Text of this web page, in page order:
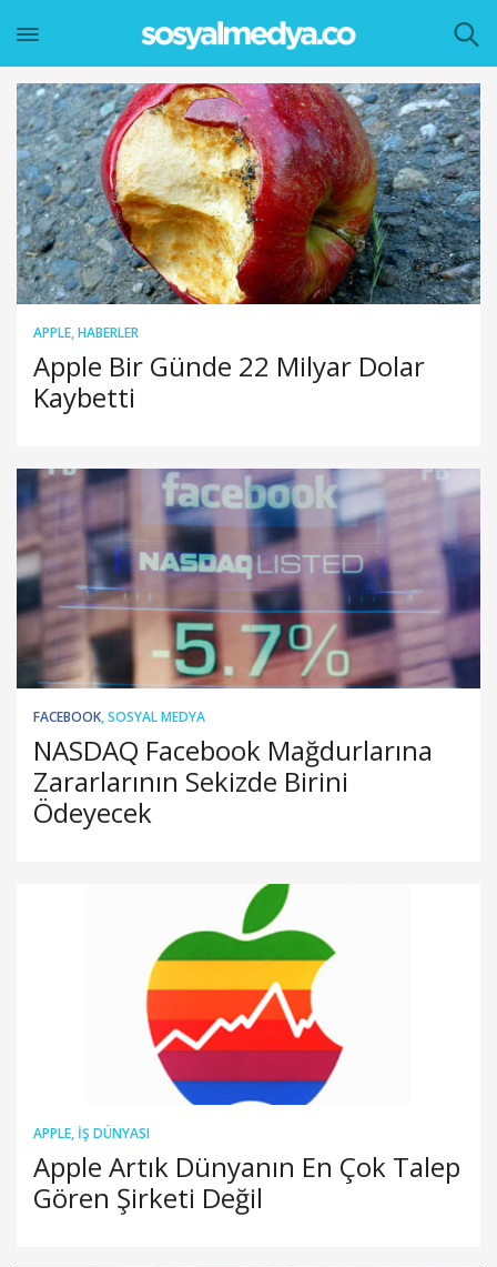
APPLE,HABERLER
Apple Bir Günde 22 Milyar Dolar
Kaybetti
FACEBOOK,SOSYAL MEDYA
NASDAQ Facebook Mağdurlarına
Zararlarının Sekizde Birini
Ödeyecek
APPLE, İŞ DÜNYASI
Apple Artık Dünyanın En Çok Talep
Gören Şirketi Değil